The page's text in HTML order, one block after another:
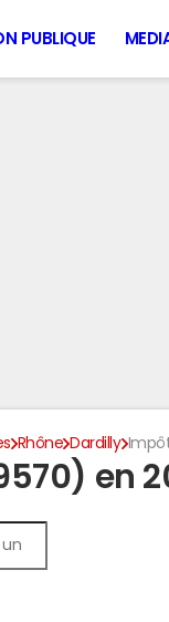
PUBLIQUE
Rhône Dardilly
en